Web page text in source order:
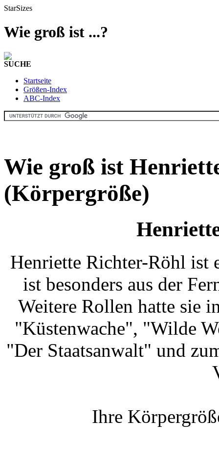
StarSizes
Wie groß ist ...?
SUCHE
Startseite
Größen-Index
ABC-Index
Wie groß ist
(Körpergröße)
Henriette Richter-Röhl ist
ist besonders aus der
Weitere Rollen hatte sie
"Küstenwache", "Wilde
"Der Staatsanwalt" und
Ihre